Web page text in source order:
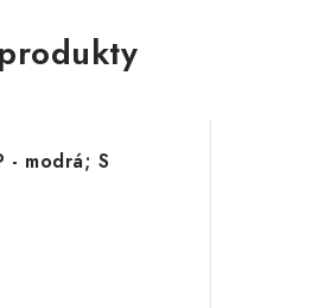
- modrá; S